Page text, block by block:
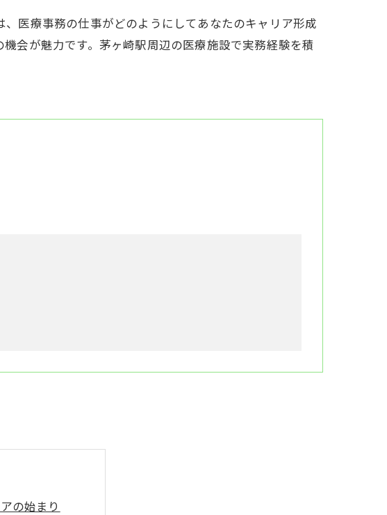
医療事務の仕事がどのようにしてあなたのキャリア形成
会が魅力です。茅ヶ崎駅周辺の医療施設で実務経験を積
の始まり